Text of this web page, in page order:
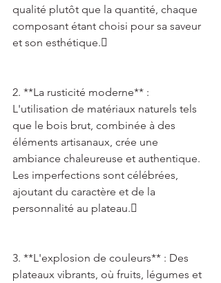
qualité plutôt que la quantité, chaque
composant étant choisi pour sa saveur
et son esthétique.
2. **La rusticité moderne** :
L'utilisation de matériaux naturels tels
que le bois brut, combinée à des
éléments artisanaux, crée une
ambiance chaleureuse et authentique.
Les imperfections sont célébrées,
ajoutant du caractère et de la
personnalité au plateau.
3. **L'explosion de couleurs** : Des
plateaux vibrants, où fruits, légumes et